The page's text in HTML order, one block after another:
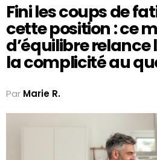
Fini les coups de
cette position : ce
d’équilibre
la complicité au
Par Marie R.